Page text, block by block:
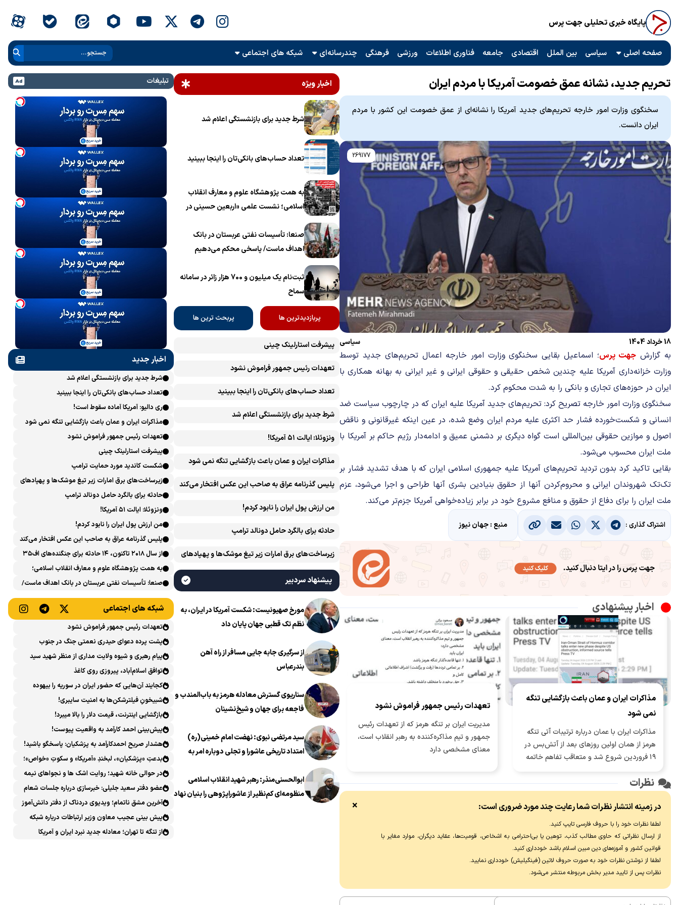
پایگاه خبری تحلیلی جهت پرس
صفحه اصلی سیاسی بین الملل اقتصادی جامعه فناوری اطلاعات ورزشی فرهنگی چندرسانه‌ای شبکه های اجتماعی
تحریم‌ جدید، نشانه عمق خصومت آمریکا با مردم ایران
سخنگوی وزارت امور خارجه تحریم‌های جدید آمریکا را نشانه‌ای از عمق خصومت این کشور با مردم
ایران دانست.
269177
18 خرداد 1404 سیاسی
به گزارش جهت پرس؛ اسماعیل بقایی سخنگوی وزارت امور خارجه اعمال تحریم‌های جدید توسط
وزارت خزانه‌داری آمریکا علیه چندین شخص حقیقی و حقوقی ایرانی و غیر ایرانی به بهانه همکاری با
ایران در حوزه‌های تجاری و بانکی را به شدت محکوم کرد.
سخنگوی وزارت امور خارجه تصریح کرد: تحریم‌های جدید آمریکا علیه ایران که در چارچوب سیاست ضد
انسانی و شکست‌خورده فشار حد اکثری علیه مردم ایران وضع شده، در عین اینکه غیرقانونی و ناقض
اصول و موازین حقوقی بین‌المللی است گواه دیگری بر دشمنی عمیق و ادامه‌دار رژیم حاکم بر آمریکا با
ملت ایران محسوب می‌شود.
بقایی تاکید کرد بدون تردید تحریم‌های آمریکا علیه جمهوری اسلامی ایران که با هدف تشدید فشار بر
تک‌تک شهروندان ایرانی و محروم‌کردن آنها از حقوق بنیادین بشری آنها طراحی و اجرا می‌شود، عزم
ملت ایران را برای دفاع از حقوق و منافع مشروع خود در برابر زیاده‌خواهی آمریکا جزم‌تر می‌کند.
اشتراک گذاری : منبع : جهان نیوز
اخبار پیشنهادی
مذاکرات ایران و عمان باعث بازگشایی تنگه
نمی شود
مذاکرات ایران با عمان درباره ترتیبات آتی تنگه
هرمز از همان اولین روزهای بعد از آتش‌بس در
۱۹ فروردین شروع شد و متعاقب تفاهم خاتمه
تعهدات رئیس جمهور فراموش نشود
مدیریت ایران بر تنگه هرمز که از تعهدات رئیس
جمهور و تیم مذاکره‌کننده به رهبر انقلاب است،
معنای مشخصی دارد
نظرات
در زمینه انتشار نظرات شما رعایت چند مورد ضروری است:
لطفا نظرات خود را با حروف فارسی تایپ کنید.
از ارسال نظراتی که حاوی مطالب کذب، توهین یا بی‌احترامی به اشخاص، قومیت‌ها، عقاید دیگران، موارد مغایر با
قوانین کشور و آموزه‌های دین مبین اسلام باشد خودداری کنید.
لطفا از نوشتن نظرات خود به صورت حروف لاتین (فینگیلیش) خودداری نماييد.
نظرات پس از تایید مدیر بخش مربوطه منتشر می‌شود.
×
اخبار ویژه
شرط جدید برای بازنشستگی اعلام شد
تعداد حساب‌های بانکی‌تان را اینجا ببینید
به همت پژوهشگاه علوم و معارف انقلاب
اسلامی؛ نشست علمی «اربعین حسینی در
برگزار می‌شود
صنعا: تأسیسات نفتی عربستان در بانک
اهداف ماست/ پاسخی محکم می‌دهیم
ثبت‌نام یک میلیون و 700 هزار زائر در سامانه
سماح ‌
پربازدیدترین ها پربحث ترین ها
پیشرفت ‏استارلینک چینی
تعهدات رئیس جمهور فراموش نشود
تعداد حساب‌های بانکی‌تان را اینجا ببینید
شرط جدید برای بازنشستگی اعلام شد
ونزوئلا: ایالت ۵۱ آمریکا!
مذاکرات ایران و عمان باعث بازگشایی تنگه نمی شود
پلیس گذرنامه عراق به صاحب این عکس افتخار می‌کند
من ارزش پول ایران را نابود کردم!
حادثه برای بالگرد حامل دونالد ترامپ
زیرساخت‌های برق امارات زیر تیغ موشک‌ها و پهپادهای
ایران است
پیشنهاد سردبیر
مورخ صهیونیست: شکست آمریکا در ایران، به
نظم تک قطبی جهان پایان داد
از سرگیری جابه جایی مسافر از راه آهن
بندرعباس
سناریوی گسترش معادله هرمز به باب‌المندب و
فاجعه برای جهان و شیخ‌نشینان
سید مرتضی نبوی: نهضت امام خمینی(ره)
امتداد تاریخی عاشورا و تجلی دوباره امر به
ابوالحسنی‌منذر: رهبر شهید انقلاب اسلامی
منظومه‌ای کم‌نظیر از عاشوراپژوهی را بنیان نهاد
تبلیغات
اخبار جدید
شرط جدید برای بازنشستگی اعلام شد
تعداد حساب‌های بانکی‌تان را اینجا ببینید
ری دالیو: آمریکا آماده سقوط است!
مذاکرات ایران و عمان باعث بازگشایی تنگه نمی شود
تعهدات رئیس جمهور فراموش نشود
پیشرفت ‏استارلینک چینی
شکست کاندید مورد حمایت ترامپ
زیرساخت‌های برق امارات زیر تیغ موشک‌ها و پهپادهای
ایران است
حادثه برای بالگرد حامل دونالد ترامپ
ونزوئلا: ایالت ۵۱ آمریکا!
من ارزش پول ایران را نابود کردم!
پلیس گذرنامه عراق به صاحب این عکس افتخار می‌کند
از سال ۲۰۱۸ تاکنون، ۱۴ حادثه برای جنگنده‌های اف۳۵
آمریکایی رخ داده است
به همت پژوهشگاه علوم و معارف انقلاب اسلامی؛
نشست علمی «اربعین حسینی در منظومه فکری رهبر
صنعا: تأسیسات نفتی عربستان در بانک اهداف ماست/
پاسخی محکم می‌دهیم
شبکه های اجتماعی
تعهدات رئیس جمهور فراموش نشود
پشت پرده دعوای حیدری نعمتی جنگ در جنوب
پیام رهبری و شیوه ولایت مداری از منظر شهید سید
حسن نصرالله
توافق اسلام‌آباد، پیروزی روی کاغذ
کجایند آن‌هایی که حضور ایران در سوریه را بیهوده
میدانستند؟
شبیخونِ فیلترشکن‌ها به امنیت سایبری!
بازگشایی اینترنت، قیمت دلار را بالا میبرد!
پیش‌بینی احمد کارآمد به واقعیت پیوست!
هشدار صریح احمدکارآمد به پزشکیان: پاسخگو باشید!
بدعتِ «پزشکیان»، لبخندِ «آمریکا» و سکوتِ «خواص»؛
سیرکِ قانون‌گریزی در روز روشن!
در حوالی خانه شهید؛ روایت اشک ها و نجواهای نیمه
شب
عضو دفتر سعید جلیلی: خبرسازی درباره جلسات شعام
خلاف امنیت ملی است
آخرین مشق ناتمام؛ ویدیوی دردناک از دفتر دانش‌آموز
شهید مینابی پربازدید شد
پیش بینی عجیب معاون وزیر ارتباطات درباره شبکه
ملی اطلاعات که محقق هم نشد!
از تنگه تا تهران؛ معادله جدید نبرد ایران و آمریکا